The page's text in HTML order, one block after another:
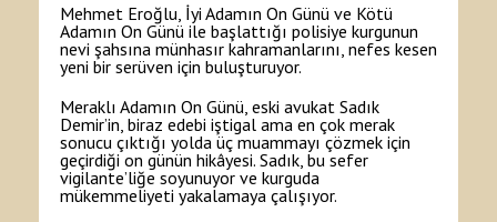
Mehmet Eroğlu, İyi Adamın On Günü ve Kötü
Adamın On Günü ile başlattığı polisiye kurgunun
nevi şahsına münhasır kahramanlarını, nefes kesen
yeni bir serüven için buluşturuyor.
Meraklı Adamın On Günü, eski avukat Sadık
Demir’in, biraz edebi iştigal ama en çok merak
sonucu çıktığı yolda üç muammayı çözmek için
geçirdiği on günün hikâyesi. Sadık, bu sefer
vigilante’liğe soyunuyor ve kurguda
mükemmeliyeti yakalamaya çalışıyor.